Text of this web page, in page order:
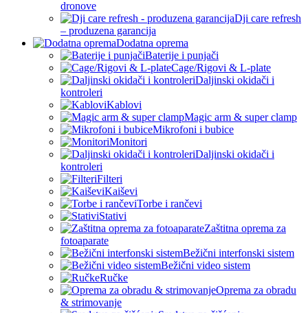
dronove
Dji care refresh
– produzena garancija
Dodatna oprema
Baterije i punjači
Cage/Rigovi & L-plate
Daljinski okidači i
kontroleri
Kablovi
Magic arm & super clamp
Mikrofoni i bubice
Monitori
Daljinski okidači i
kontroleri
Filteri
Kaiševi
Torbe i rančevi
Stativi
Zaštitna oprema za
fotoaparate
Bežični interfonski sistem
Bežični video sistem
Ručke
Oprema za obradu
& strimovanje